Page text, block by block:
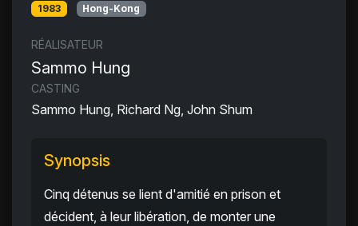
1983 Hong-Kong
RÉALISATEUR
Sammo Hung
CASTING
Sammo Hung, Richard Ng, John Shum
Synopsis
Cinq détenus se lient d'amitié en prison et
décident, à leur libération, de monter une